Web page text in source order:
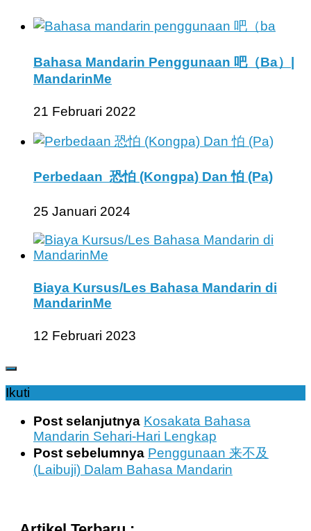
Bahasa Mandarin Penggunaan 吧（Ba）|
MandarinMe
21 Februari 2022
Perbedaan 恐怕 (Kongpa) Dan 怕 (Pa)
25 Januari 2024
Biaya Kursus/Les Bahasa Mandarin di
MandarinMe
12 Februari 2023
Ikuti
Post selanjutnya Kosakata Bahasa
Mandarin Sehari-Hari Lengkap
Post sebelumnya Penggunaan 来不及
(Laibuji) Dalam Bahasa Mandarin